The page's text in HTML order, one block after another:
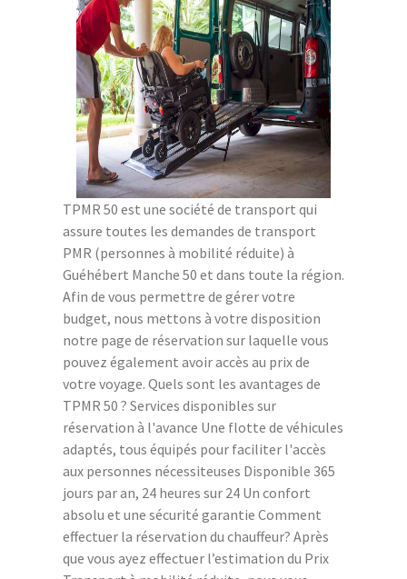
TPMR 50 est une société de transport qui
assure toutes les demandes de transport
PMR (personnes à mobilité réduite) à
Guéhébert Manche 50 et dans toute la région.
Afin de vous permettre de gérer votre
budget, nous mettons à votre disposition
notre page de réservation sur laquelle vous
pouvez également avoir accès au prix de
votre voyage. Quels sont les avantages de
TPMR 50 ? Services disponibles sur
réservation à l'avance Une flotte de véhicules
adaptés, tous équipés pour faciliter l'accès
aux personnes nécessiteuses Disponible 365
jours par an, 24 heures sur 24 Un confort
absolu et une sécurité garantie Comment
effectuer la réservation du chauffeur? Après
que vous ayez effectuer l’estimation du Prix